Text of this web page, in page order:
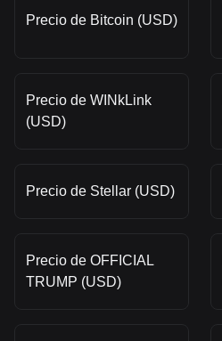
Precio de Bitcoin (USD)
Precio de WINkLink
(USD)
Precio de Stellar (USD)
Precio de OFFICIAL
TRUMP (USD)